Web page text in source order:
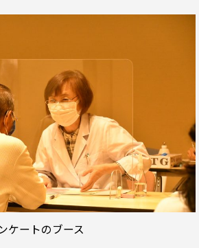
ケートのブース